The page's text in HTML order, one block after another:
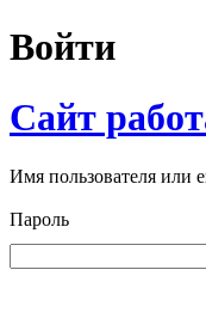
Войти
Сайт
Имя пользователя или
Пароль